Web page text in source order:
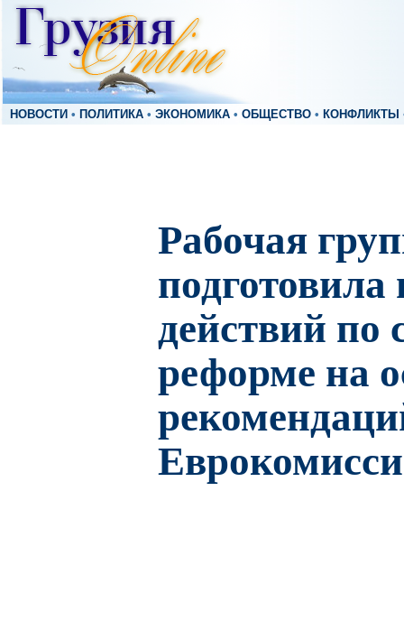
НОВОСТИ • ПОЛИТИКА • ЭКОНОМИКА • ОБЩЕСТВО • КОНФЛИКТЫ
Рабочая
подготовила
действий по
реформе на